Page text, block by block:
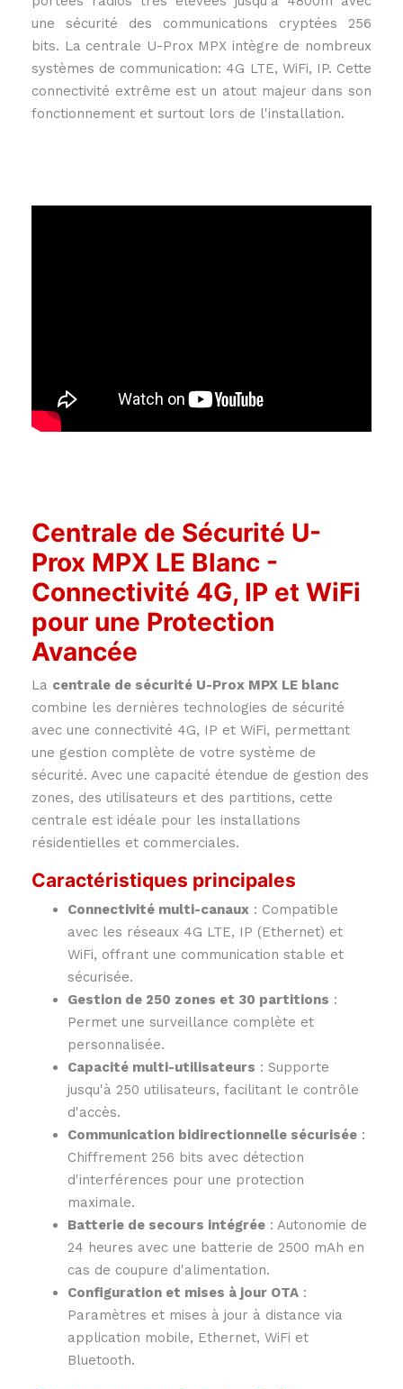
une sécurité des communications cryptées 256
bits. La centrale U-Prox MPX intègre de nombreux
systèmes de communication: 4G LTE, WiFi, IP. Cette
connectivité extrême est un atout majeur dans son
fonctionnement et surtout lors de l'installation.
Centrale de Sécurité U-
Prox MPX LE Blanc -
Connectivité 4G, IP et WiFi
pour une Protection
Avancée
La centrale de sécurité U-Prox MPX LE blanc
combine les dernières technologies de sécurité
avec une connectivité 4G, IP et WiFi, permettant
une gestion complète de votre système de
sécurité. Avec une capacité étendue de gestion des
zones, des utilisateurs et des partitions, cette
centrale est idéale pour les installations
résidentielles et commerciales.
Caractéristiques principales
Connectivité multi-canaux : Compatible
avec les réseaux 4G LTE, IP (Ethernet) et
WiFi, offrant une communication stable et
sécurisée.
Gestion de 250 zones et 30 partitions :
Permet une surveillance complète et
personnalisée.
Capacité multi-utilisateurs : Supporte
jusqu'à 250 utilisateurs, facilitant le contrôle
d'accès.
Communication bidirectionnelle sécurisée :
Chiffrement 256 bits avec détection
d'interférences pour une protection
maximale.
Batterie de secours intégrée : Autonomie de
24 heures avec une batterie de 2500 mAh en
cas de coupure d'alimentation.
Configuration et mises à jour OTA :
Paramètres et mises à jour à distance via
application mobile, Ethernet, WiFi et
Bluetooth.